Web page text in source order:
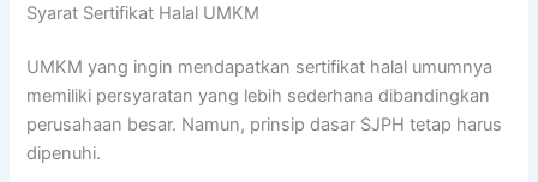
Syarat Sertifikat Halal UMKM
UMKM yang ingin mendapatkan sertifikat halal umumnya
memiliki persyaratan yang lebih sederhana dibandingkan
perusahaan besar. Namun, prinsip dasar SJPH tetap harus
dipenuhi.